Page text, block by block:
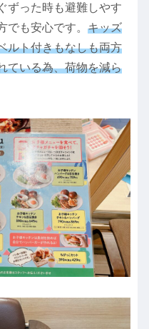
ずった時も避難しやす
でも安心です。 キッズ
ルト付きもなしも両方
ている為、荷物を減ら